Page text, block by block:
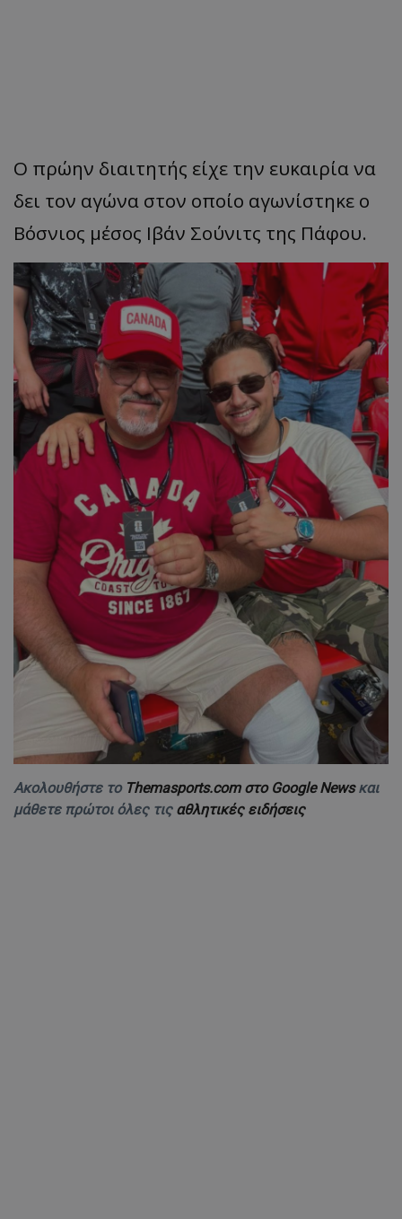
Ο πρώην διαιτητής είχε την ευκαιρία να
δει τον αγώνα στον οποίο αγωνίστηκε ο
Βόσνιος μέσος Ιβάν Σούνιτς της Πάφου.
Ακολουθήστε το Themasports.com στο Google Newsκαι
μάθετε πρώτοι όλες τις αθλητικές ειδήσεις